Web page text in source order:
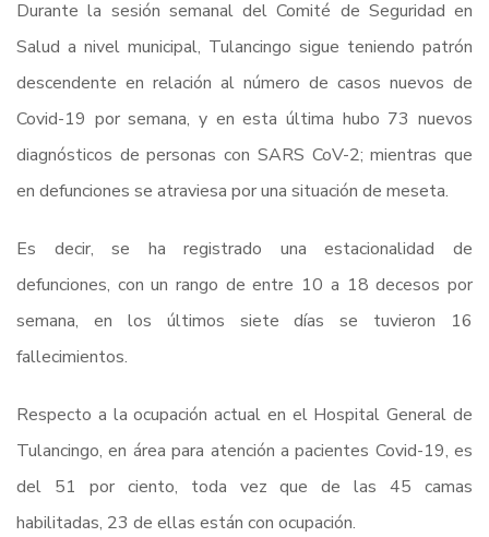
Durante la sesión semanal del Comité de Seguridad en
Salud a nivel municipal, Tulancingo sigue teniendo patrón
descendente en relación al número de casos nuevos de
Covid-19 por semana, y en esta última hubo 73 nuevos
diagnósticos de personas con SARS CoV-2; mientras que
en defunciones se atraviesa por una situación de meseta.
Es decir, se ha registrado una estacionalidad de
defunciones, con un rango de entre 10 a 18 decesos por
semana, en los últimos siete días se tuvieron 16
fallecimientos.
Respecto a la ocupación actual en el Hospital General de
Tulancingo, en área para atención a pacientes Covid-19, es
del 51 por ciento, toda vez que de las 45 camas
habilitadas, 23 de ellas están con ocupación.